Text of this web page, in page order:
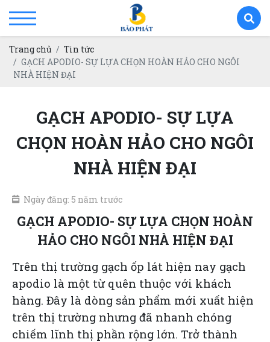
Trang chủ
Tin tức
GẠCH APODIO- SỰ LỰA CHỌN HOÀN HẢO CHO NGÔI
NHÀ HIỆN ĐẠI
GẠCH APODIO- SỰ LỰA
CHỌN HOÀN HẢO CHO NGÔI
NHÀ HIỆN ĐẠI
Ngày đăng: 5 năm trước
GẠCH APODIO- SỰ LỰA CHỌN HOÀN
HẢO CHO NGÔI NHÀ HIỆN ĐẠI
Trên thị trường gạch ốp lát hiện nay gạch
apodio là một từ quên thuộc với khách
hàng. Đây là dòng sản phẩm mới xuất hiện
trên thị trường nhưng đã nhanh chóng
chiếm lĩnh thị phần rộng lớn. Trở thành